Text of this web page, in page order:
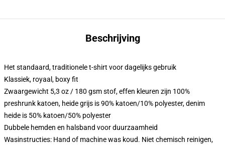
Beschrijving
Het standaard, traditionele t-shirt voor dagelijks gebruik
Klassiek, royaal, boxy fit
Zwaargewicht 5,3 oz / 180 gsm stof, effen kleuren zijn 100%
preshrunk katoen, heide grijs is 90% katoen/10% polyester, denim
heide is 50% katoen/50% polyester
Dubbele hemden en halsband voor duurzaamheid
Wasinstructies: Hand of machine was koud. Niet chemisch reinigen,